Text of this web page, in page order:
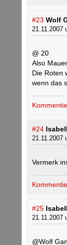
#23 Wolf
21.11.2007
@ 20
Also
Die Roten
wenn das
#24 Isabell
21.11.2007
Vermerk
#25 Isabell
21.11.2007
@Wolf